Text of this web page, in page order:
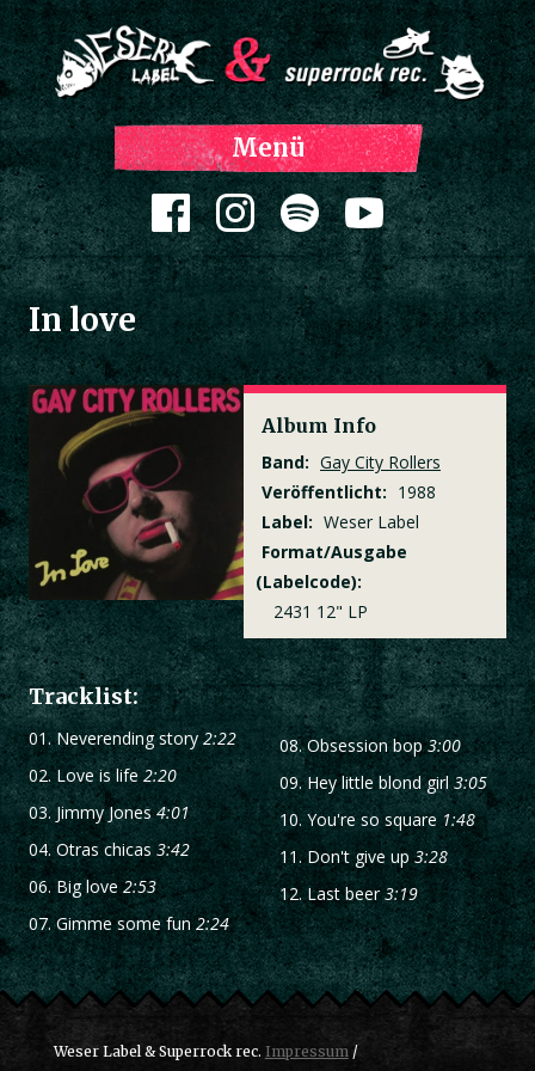
Menü
Zum Inhalt springen
In love
Album Info
Band: Gay City Rollers
Veröffentlicht: 1988
Label: Weser Label
Format/Ausgabe
(Labelcode):
2431 12" LP
Tracklist:
01. Neverending story 2:22
02. Love is life 2:20
03. Jimmy Jones 4:01
04. Otras chicas 3:42
06. Big love 2:53
07. Gimme some fun 2:24
08. Obsession bop 3:00
09. Hey little blond girl 3:05
10. You're so square 1:48
11. Don't give up 3:28
12. Last beer 3:19
Weser Label & Superrock rec. Impressum/